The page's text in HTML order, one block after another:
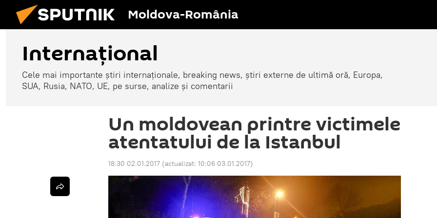
Moldova-România
Internaţional
Cele mai importante știri internaționale, breaking news, știri externe de ultimă oră, Europa,
SUA, Rusia, NATO, UE, pe surse, analize și comentarii
Un moldovean printre victimele
atentatului de la Istanbul
18:30 02.01.2017 (actualizat: 10:06 03.01.2017)